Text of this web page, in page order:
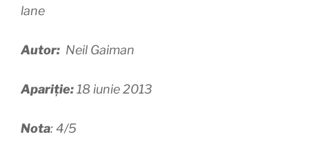
lane
Autor: Neil Gaiman
Apariție:18 iunie 2013
Nota: 4/5